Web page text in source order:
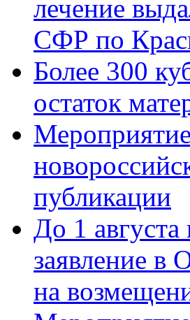
лечение
СФР по
Более 300
остаток
публикации
До 1 августа
заявление в
на